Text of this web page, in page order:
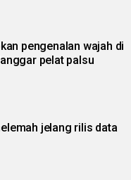
pengenalan wajah di
pelat palsu
jelang rilis data